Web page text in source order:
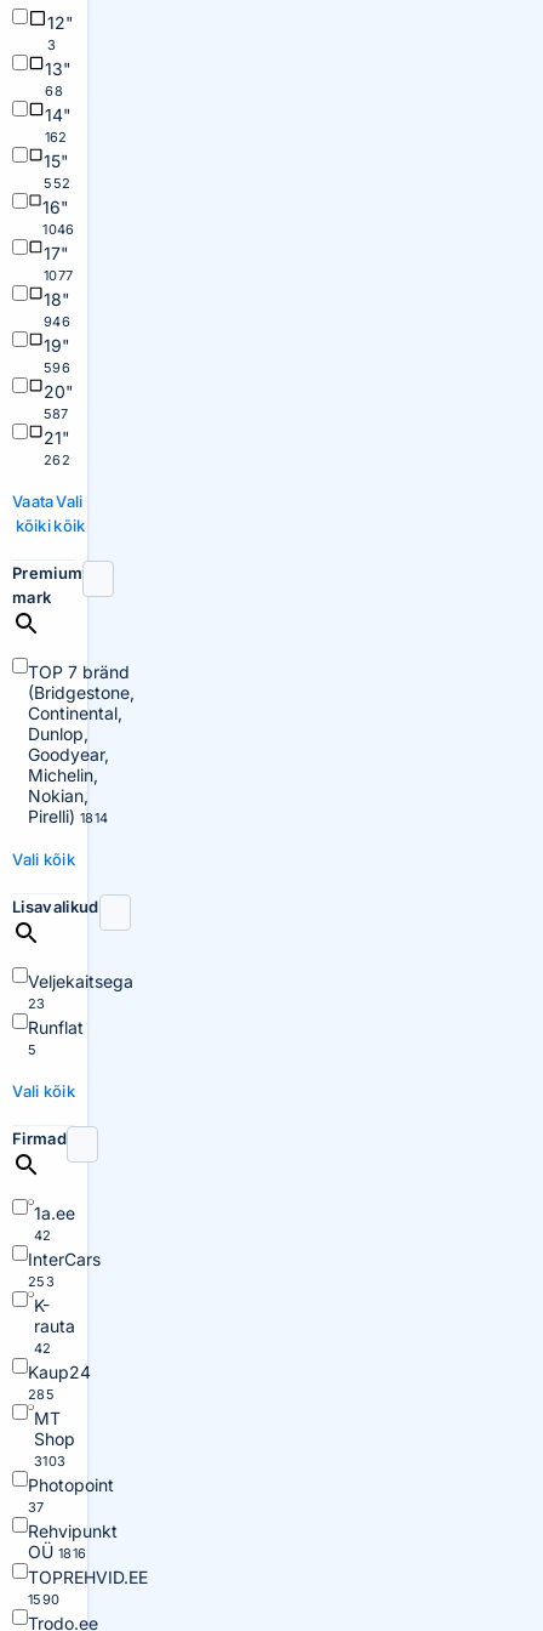
12"
3
13"
68
14"
162
15"
552
16"
1046
17"
1077
18"
946
19"
596
20"
587
21"
262
Vaata
kõiki
Vali
kõik
Premium
mark
TOP 7 bränd
(Bridgestone,
Continental,
Dunlop,
Goodyear,
Michelin,
Nokian,
Pirelli) 1814
Vali kõik
Lisavalikud
Veljekaitsega
23
Runflat
5
Vali kõik
Firmad
1a.ee
42
InterCars
253
K-
rauta
42
Kaup24
285
MT
Shop
3103
Photopoint
37
Rehvipunkt
OÜ 1816
TOPREHVID.EE
1590
Trodo.ee